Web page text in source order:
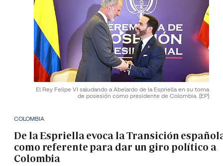
El Rey Felipe VI saludando a Abelardo de la Espriella en su toma
de posesión como presidente de Colombia. (EP)
COLOMBIA
De la Espriella evoca la Transición
como referente para dar un giro político a
Colombia